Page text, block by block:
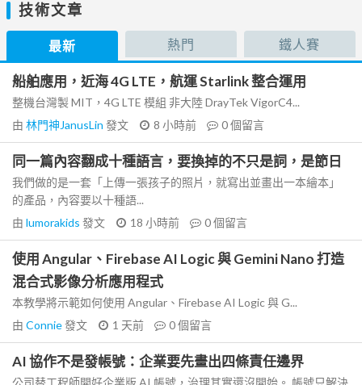
技術文章
最新 熱門 鐵人賽
船舶應用，近海 4G LTE，航運 Starlink 整合運用
整機台灣製 MIT，4G LTE 模組 非大陸 DrayTek VigorC4...
由 林門神JanusLin 發文 8 小時前 0個留言
同一篇內容翻成十種語言，要換掉的不只是詞，是節日
我們做的是一套「上傳一張孩子的照片，就寫出並畫出一本繪本」
的產品，內容要以十種語...
由 lumorakids 發文 18 小時前 0個留言
使用 Angular、Firebase AI Logic 與 Gemini Nano 打造
混合式影像分析應用程式
本教學將示範如何使用 Angular、Firebase AI Logic 與 G...
由 Connie發文 1 天前 0個留言
AI 協作不是發帳號：企業要先畫出四條責任邊界
公司替工程師開好企業版 AI 帳號，治理其實還沒開始。 帳號只解決